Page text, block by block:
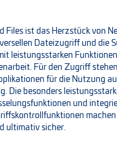
Files ist das Herzstück von
Dateizugriff und die
leistungsstarken
Für den Zugriff
für die Nutzung
Die besonders
und
ultimativ sicher.